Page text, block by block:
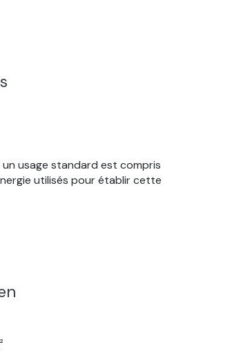
énergétique annuelle de
faible d'émissions de gaz à effet de
votre agence SAINT RAMBERT.
usage standard est compris
utilisés pour établir cette